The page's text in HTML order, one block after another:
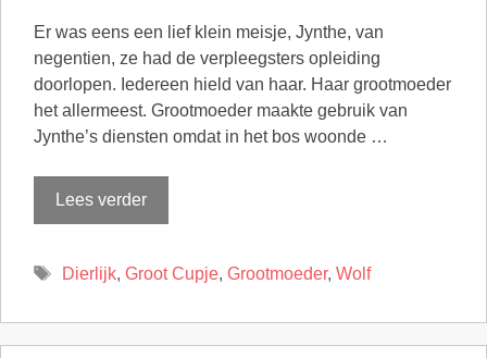
Er was eens een lief klein meisje, Jynthe, van
negentien, ze had de verpleegsters opleiding
doorlopen. Iedereen hield van haar. Haar grootmoeder
het allermeest. Grootmoeder maakte gebruik van
Jynthe’s diensten omdat in het bos woonde …
Lees verder
Tags
Dierlijk, Groot Cupje, Grootmoeder, Wolf